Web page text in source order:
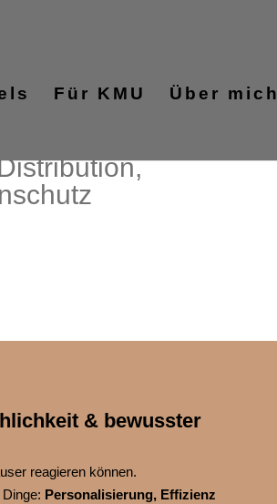
Für KMU Über mich
& bewusster
reagieren können.
Personalisierung, Effizienz